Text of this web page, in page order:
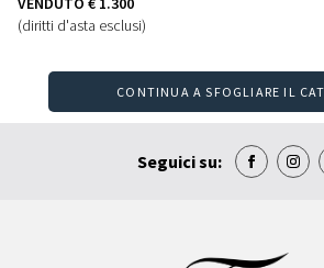
(diritti d'asta esclusi)
CONTINUA A SFOGLIARE IL
Seguici su: